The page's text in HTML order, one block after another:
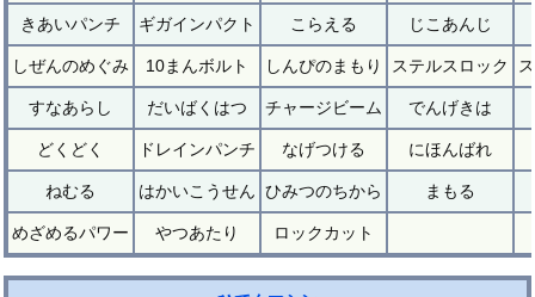
きあいパンチ ギガインパクト こらえる じこあんじ
しぜんのめぐみ 10まんボルト しんぴのまもり ステルスロック
すなあらし だいばくはつ チャージビーム でんげきは
どくどく ドレインパンチ なげつける にほんばれ
ねむる はかいこうせん ひみつのちから まもる
めざめるパワー やつあたり ロックカット